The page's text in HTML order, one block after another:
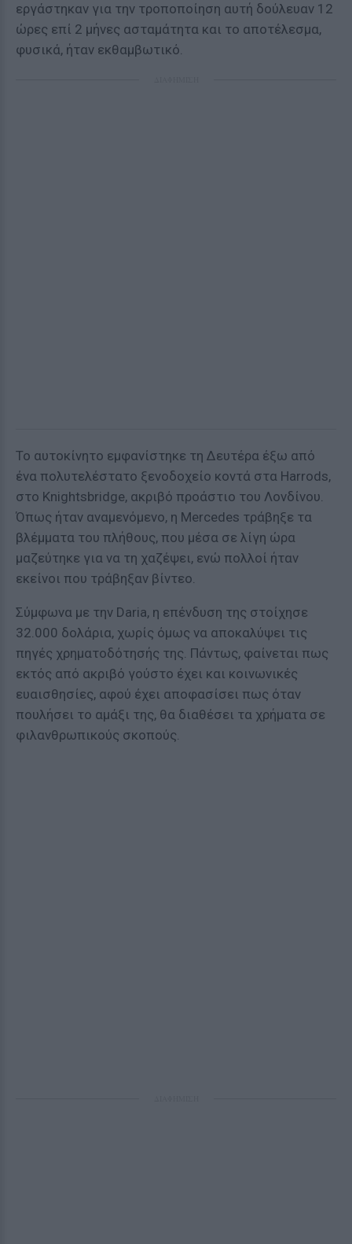
εργάστηκαν για την τροποποίηση αυτή δούλευαν 12
ώρες επί 2 μήνες ασταμάτητα και το αποτέλεσμα,
φυσικά, ήταν εκθαμβωτικό.
Το αυτοκίνητο εμφανίστηκε τη Δευτέρα έξω από
ένα πολυτελέστατο ξενοδοχείο κοντά στα Harrods,
στο Knightsbridge, ακριβό προάστιο του Λονδίνου.
Όπως ήταν αναμενόμενο, η Mercedes τράβηξε τα
βλέμματα του πλήθους, που μέσα σε λίγη ώρα
μαζεύτηκε για να τη χαζέψει, ενώ πολλοί ήταν
εκείνοι που τράβηξαν βίντεο.
Σύμφωνα με την Daria, η επένδυση της στοίχησε
32.000 δολάρια, χωρίς όμως να αποκαλύψει τις
πηγές χρηματοδότησής της. Πάντως, φαίνεται πως
εκτός από ακριβό γούστο έχει και κοινωνικές
ευαισθησίες, αφού έχει αποφασίσει πως όταν
πουλήσει το αμάξι της, θα διαθέσει τα χρήματα σε
φιλανθρωπικούς σκοπούς.